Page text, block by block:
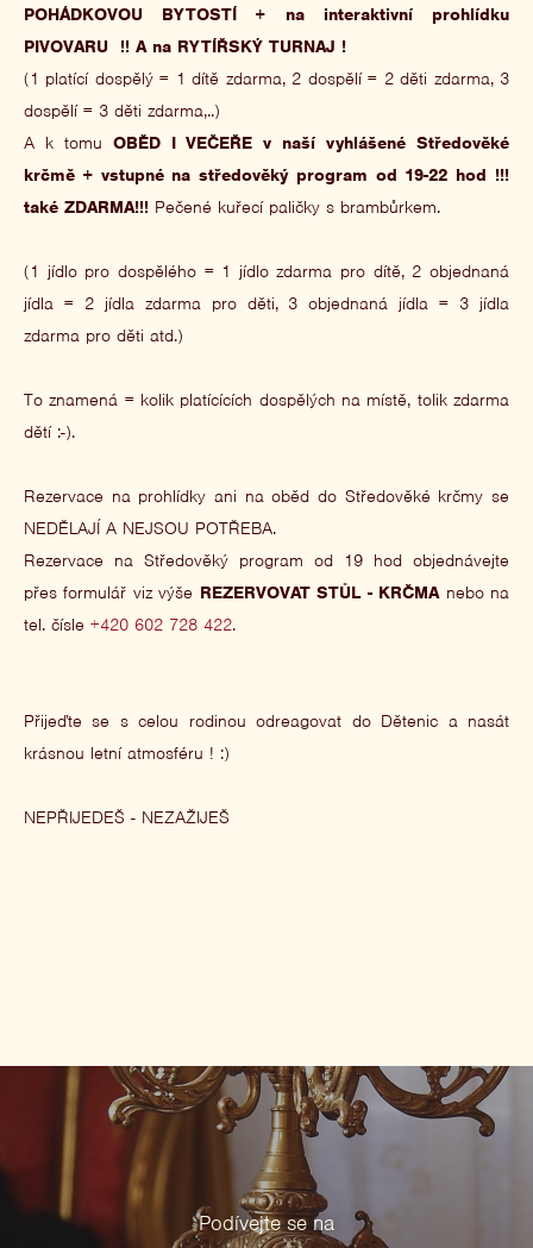
POHÁDKOVOU BYTOSTÍ+ na interaktivní prohlídku
PIVOVARU !! A na RYTÍŘSKÝ TURNAJ !
(1 platící dospělý = 1 dítě zdarma, 2 dospělí = 2 děti zdarma, 3
dospělí = 3 děti zdarma,..)
A k tomu OBĚD I VEČEŘE v naší vyhlášené Středověké
krčmě + vstupné na středověký program od 19-22 hod !!!
také ZDARMA!!! Pečené kuřecí paličky s brambůrkem.
(1 jídlo pro dospělého = 1 jídlo zdarma pro dítě, 2 objednaná
jídla = 2 jídla zdarma pro děti, 3 objednaná jídla = 3 jídla
zdarma pro děti atd.)
To znamená = kolik platícících dospělých na místě, tolik zdarma
dětí :-).
Rezervace na prohlídky ani na oběd do Středověké krčmy se
NEDĚLAJÍ A NEJSOU POTŘEBA.
Rezervace na Středověký program od 19 hod objednávejte
přes formulář viz výše REZERVOVAT STŮL - KRČMAnebo na
tel. čísle +420 602 728 422.
Přijeďte se s celou rodinou odreagovat do Dětenic a nasát
krásnou letní atmosféru ! :)
NEPŘIJEDEŠ - NEZAŽIJEŠ
Podívejte se na